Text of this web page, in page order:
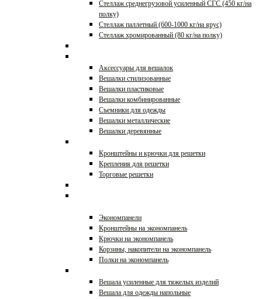
Стеллаж среднегрузовой усиленный СГС (450 кг/на
полку)
Стеллаж паллетный (600-1000 кг/на ярус)
Стеллаж хромированный (80 кг/на полку)
Аксессуары для вешалок
Вешалки стилизованные
Вешалки пластиковые
Вешалки комбинированные
Съемники для одежды
Вешалки металлические
Вешалки деревянные
Кронштейны и крючки для решетки
Крепления для решетки
Торговые решетки
Экономпанели
Кронштейны на экономпанель
Крючки на экономпанель
Корзины, накопители на экономпанель
Полки на экономпанель
Вешала усиленные для тяжелых изделий
Вешала для одежды напольные